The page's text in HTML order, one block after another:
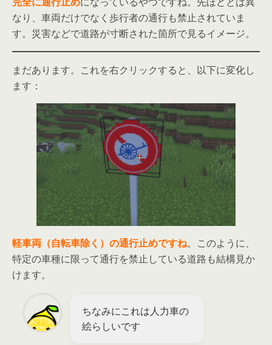
なり、車両だけでなく歩行者の通行も禁止されていま
す。災害などで道路が寸断された箇所で見るイメージ。
まだあります。これを右クリックすると、以下に変化し
ます：
軽車両（自転車除く）の通行止めですね。このように、
特定の車種に限って通行を禁止している道路も結構見か
けます。
ちなみにこれは人力車の
絵らしいです